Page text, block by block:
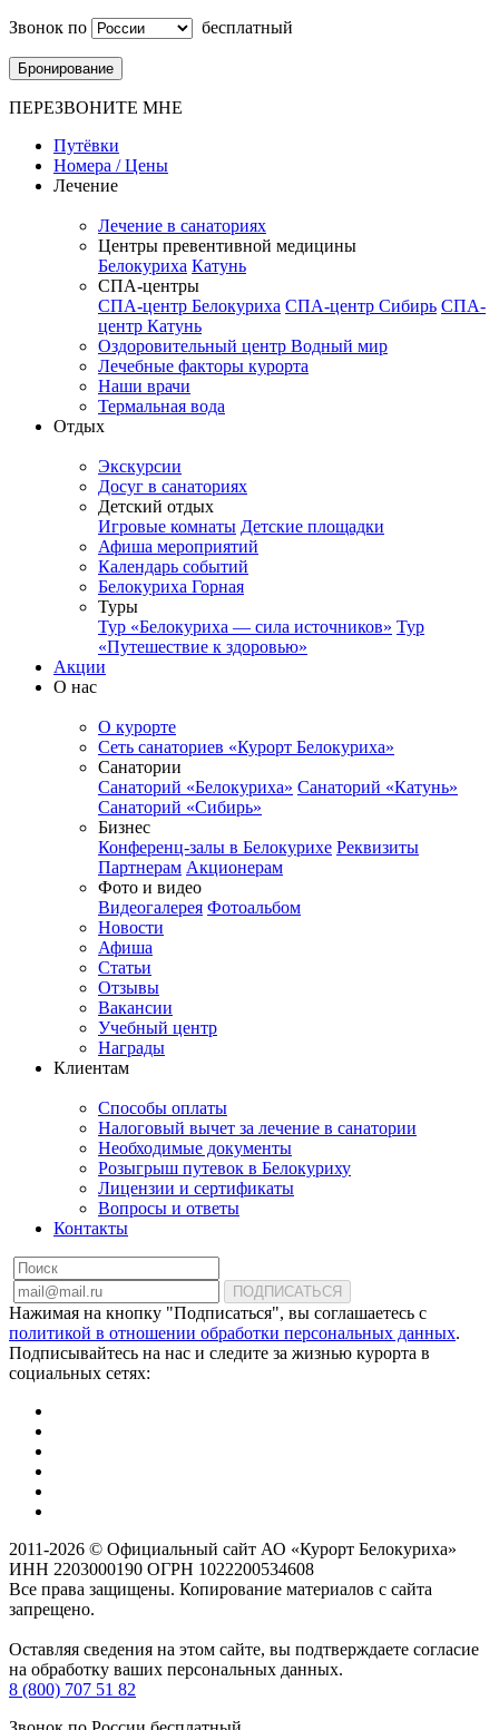
Звонок по
бесплатный
Бронирование
ПЕРЕЗВОНИТЕ МНЕ
Путёвки
Номера / Цены
Лечение
Лечение в санаториях
Центры превентивной медицины
Белокуриха Катунь
СПА-центры
СПА-центр Белокуриха СПА-центр Сибирь СПА-
центр Катунь
Оздоровительный центр Водный мир
Лечебные факторы курорта
Наши врачи
Термальная вода
Отдых
Экскурсии
Досуг в санаториях
Детский отдых
Игровые комнаты Детские площадки
Афиша мероприятий
Календарь событий
Белокуриха Горная
Туры
Тур «Белокуриха — сила источников» Тур
«Путешествие к здоровью»
Акции
О нас
О курорте
Сеть санаториев «Курорт Белокуриха»
Санатории
Санаторий «Белокуриха» Санаторий «Катунь»
Санаторий «Сибирь»
Бизнес
Конференц-залы в Белокурихе Реквизиты
Партнерам Акционерам
Фото и видео
Видеогалерея Фотоальбом
Новости
Афиша
Статьи
Отзывы
Вакансии
Учебный центр
Награды
Клиентам
Способы оплаты
Налоговый вычет за лечение в санатории
Необходимые документы
Розыгрыш путевок в Белокуриху
Лицензии и сертификаты
Вопросы и ответы
Контакты
ПОДПИСАТЬСЯ
Нажимая на кнопку "Подписаться", вы соглашаетесь с
политикой в отношении обработки персональных данных.
Подписывайтесь на нас и следите за жизнью курорта в
социальных сетях:
2011-2026 © Официальный сайт АО «Курорт Белокуриха»
ИНН 2203000190 ОГРН 1022200534608
Все права защищены. Копирование материалов с сайта
запрещено.
Оставляя сведения на этом сайте, вы подтверждаете согласие
на обработку ваших персональных данных.
8 (800) 707 51 82